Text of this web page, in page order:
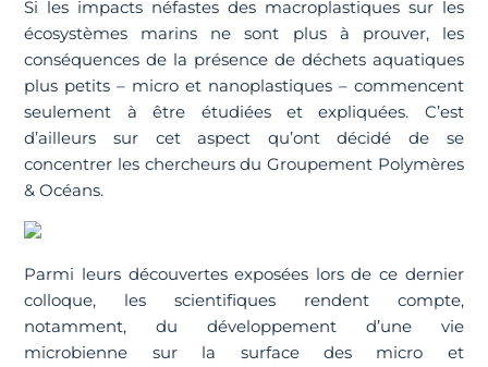
Si les impacts néfastes des macroplastiques sur les
écosystèmes marins ne sont plus à prouver, les
conséquences de la présence de déchets aquatiques
plus petits – micro et nanoplastiques – commencent
seulement à être étudiées et expliquées. C’est
d’ailleurs sur cet aspect qu’ont décidé de se
concentrer les chercheurs du Groupement Polymères
& Océans.
Parmi leurs découvertes exposées lors de ce dernier
colloque, les scientifiques rendent compte,
notamment, du développement d’une vie
microbienne sur la surface des micro et